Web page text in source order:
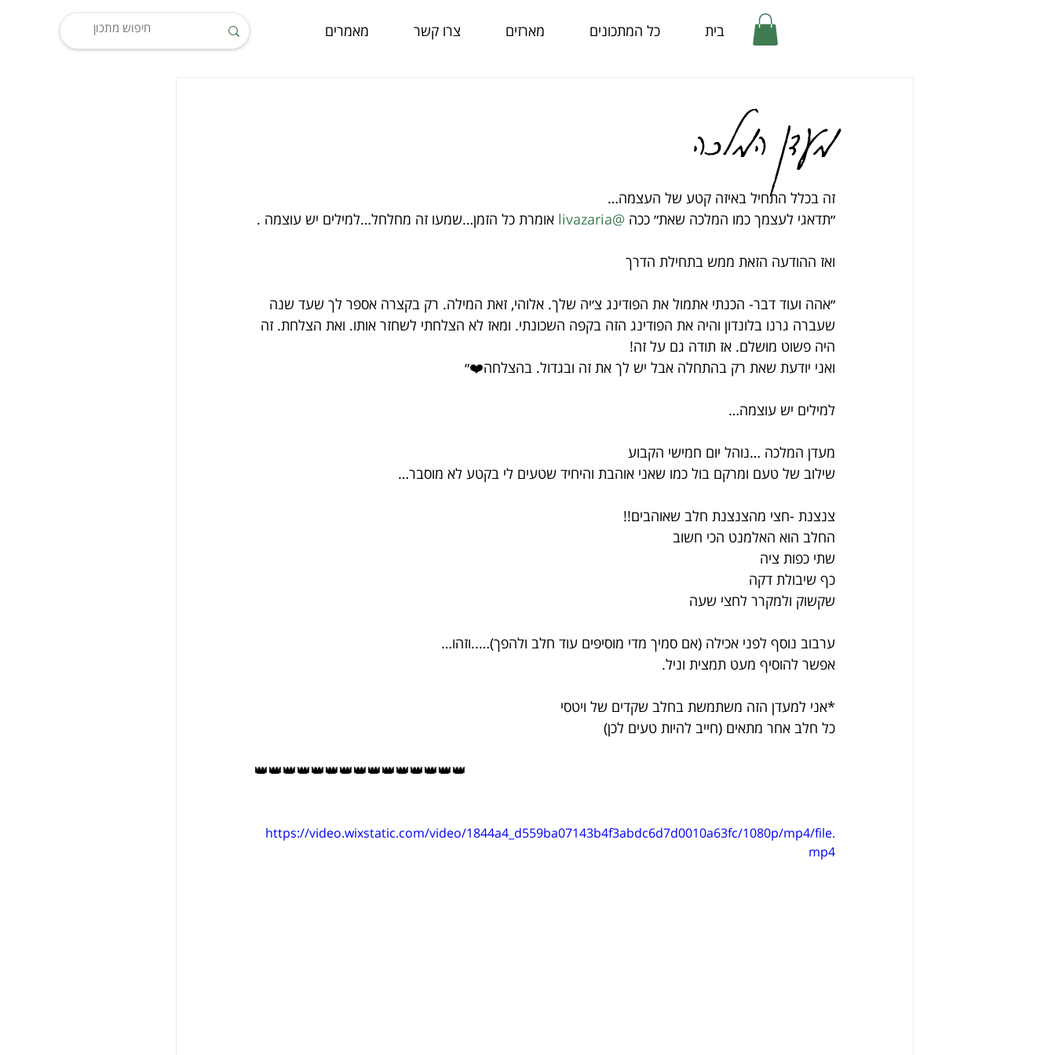
בית כל המתכונים מארזים צרו קשר מאמרים
מעדן המלכה
זה בכלל התחיל באיזה קטע של העצמה…
״תדאגי לעצמך כמו המלכה שאת״ ככה @livazaria אומרת כל הזמן…שמעו זה מחלחל…למילים יש עוצמה .
ואז ההודעה הזאת ממש בתחילת הדרך
״אהה ועוד דבר- הכנתי אתמול את הפודינג צ׳יה שלך. אלוהי, זאת המילה. רק בקצרה אספר לך שעד שנה
שעברה גרנו בלונדון והיה את הפודינג הזה בקפה השכונתי. ומאז לא הצלחתי לשחזר אותו. ואת הצלחת. זה
היה פשוט מושלם. אז תודה גם על זה!
ואני יודעת שאת רק בהתחלה אבל יש לך את זה ובגדול. בהצלחה❤️״
למילים יש עוצמה…
מעדן המלכה …נוהל יום חמישי הקבוע
שילוב של טעם ומרקם בול כמו שאני אוהבת והיחיד שטעים לי בקטע לא מוסבר…
צנצנת -חצי מהצנצנת חלב שאוהבים!!
החלב הוא האלמנט הכי חשוב
שתי כפות ציה
כף שיבולת דקה
שקשוק ולמקרר לחצי שעה
ערבוב נוסף לפני אכילה (אם סמיך מדי מוסיפים עוד חלב ולהפך)…..וזהו…
אפשר להוסיף מעט תמצית וניל.
*אני למעדן הזה משתמשת בחלב שקדים של ויטסי
כל חלב אחר מתאים (חייב להיות טעים לכן)
👑👑👑👑👑👑👑👑👑👑👑👑👑👑👑
https://video.wixstatic.com/video/1844a4_d559ba07143b4f3abdc6d7d0010a63fc/1080p/mp4/file.
mp4